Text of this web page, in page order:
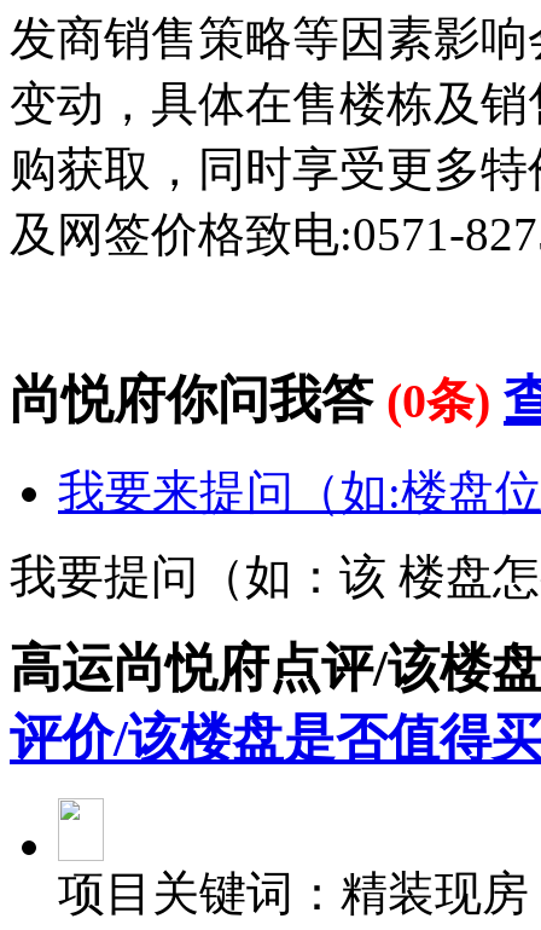
发商销售策略等因素影
变动，具体在售楼栋及
购获取，同时享受更多
及网签价格致电:0571-
尚悦府你问我答 (0条)
我要来提问（如:楼盘
我要提问（如：该 楼盘
高运尚悦府点评/该楼
评价/该楼盘是否值得
项目关键词：精装现